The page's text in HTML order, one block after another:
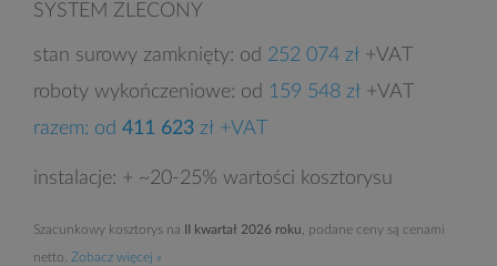
SYSTEM ZLECONY
stan surowy zamknięty: od 252 074 zł +VAT
roboty wykończeniowe: od 159 548 zł +VAT
razem: od 411 623 zł +VAT
instalacje: + ~20-25% wartości kosztorysu
Szacunkowy kosztorys na II kwartał 2026 roku, podane ceny są cenami
netto. Zobacz więcej »